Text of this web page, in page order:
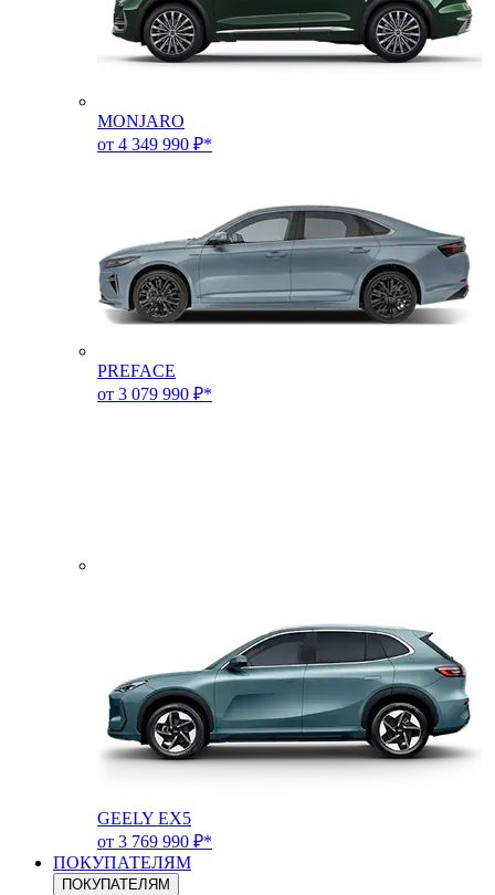
MONJARO
от 4 349 990 ₽*
PREFACE
от 3 079 990 ₽*
GEELY EX5
от 3 769 990 ₽*
ПОКУПАТЕЛЯМ
ПОКУПАТЕЛЯМ